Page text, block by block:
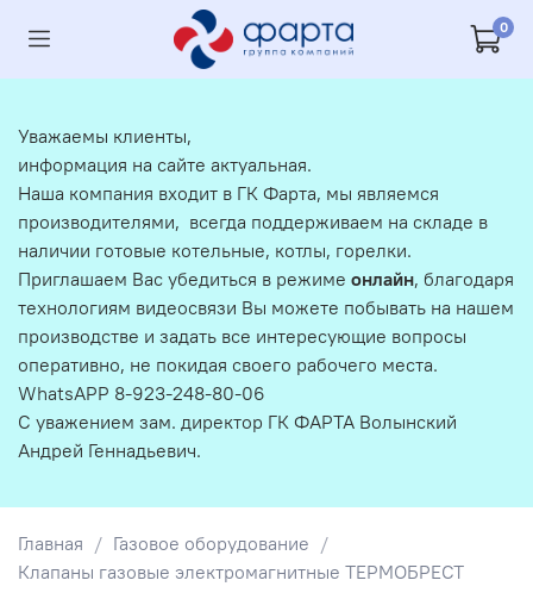
0
Главная
Газовое оборудование
Клапаны газовые электромагнитные ТЕРМОБРЕСТ
Уважаемы клиенты,
информация на сайте актуальная.
Наша компания входит в ГК Фарта, мы являемся
производителями, всегда поддерживаем на складе в
наличии готовые котельные, котлы, горелки.
Приглашаем Вас убедиться в режиме онлайн, благодаря
технологиям видеосвязи Вы можете побывать на нашем
производстве и задать все интересующие вопросы
оперативно, не покидая своего рабочего места.
WhatsAPP 8-923-248-80-06
С уважением зам. директор ГК ФАРТА Волынский
Андрей Геннадьевич.